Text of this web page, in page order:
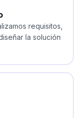
requisitos,
la solución